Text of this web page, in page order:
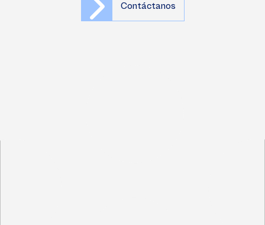
Contáctanos